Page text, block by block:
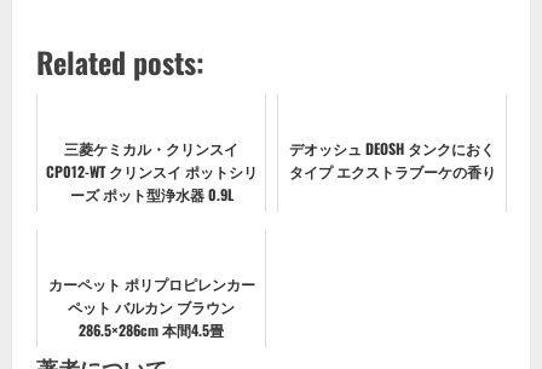
Related posts:
三菱ケミカル・クリンスイ
CP012-WT クリンスイ ポットシリ
ーズ ポット型浄水器 0.9L
デオッシュ DEOSH タンクにおく
タイプ エクストラブーケの香り
カーペット ポリプロピレンカー
ペット バルカン ブラウン
286.5×286cm 本間4.5畳